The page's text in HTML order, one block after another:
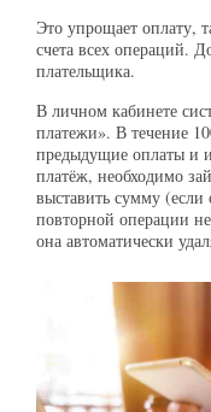
Это упрощает оплату,
счета всех операций.
плательщика.
В личном кабинете
платежи». В течение
предыдущие оплаты и
платёж, необходимо
выставить сумму
повторной операции
она автоматически